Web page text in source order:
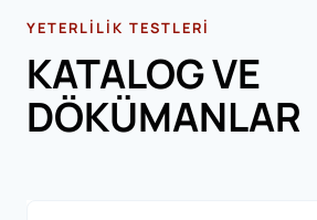
YETERLILIK TESTLERI
KATALOG VE
DÖKÜMANLAR